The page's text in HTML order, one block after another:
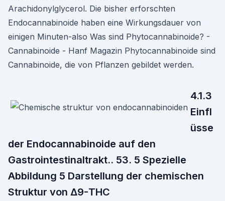
Arachidonylglycerol. Die bisher erforschten
Endocannabinoide haben eine Wirkungsdauer von
einigen Minuten-also Was sind Phytocannabinoide? -
Cannabinoide - Hanf Magazin Phytocannabinoide sind
Cannabinoide, die von Pflanzen gebildet werden.
4.1.3
Einfl
üsse
der Endocannabinoide auf den
Gastrointestinaltrakt.. 53. 5 Spezielle
Abbildung 5 Darstellung der chemischen
Struktur von Δ9-THC